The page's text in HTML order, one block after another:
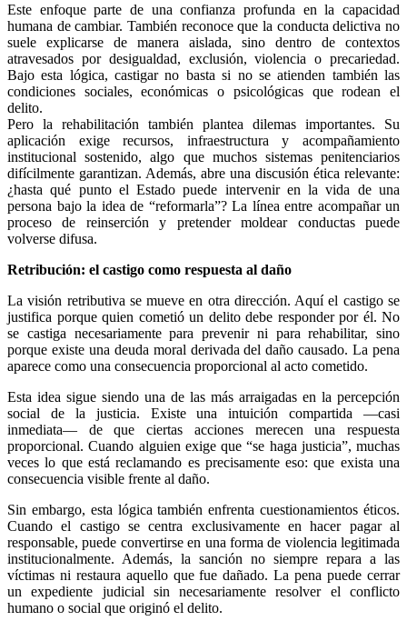
Telegram
Este enfoque parte de una confianza profunda en la capacidad
humana de cambiar. También reconoce que la conducta delictiva no
suele explicarse de manera aislada, sino dentro de contextos
atravesados por desigualdad, exclusión, violencia o precariedad.
Bajo esta lógica, castigar no basta si no se atienden también las
condiciones sociales, económicas o psicológicas que rodean el
delito.
Pero la rehabilitación también plantea dilemas importantes. Su
aplicación exige recursos, infraestructura y acompañamiento
institucional sostenido, algo que muchos sistemas penitenciarios
difícilmente garantizan. Además, abre una discusión ética relevante:
¿hasta qué punto el Estado puede intervenir en la vida de una
persona bajo la idea de “reformarla”? La línea entre acompañar un
proceso de reinserción y pretender moldear conductas puede
volverse difusa.
Retribución: el castigo como respuesta al daño
La visión retributiva se mueve en otra dirección. Aquí el castigo se
justifica porque quien cometió un delito debe responder por él. No
se castiga necesariamente para prevenir ni para rehabilitar, sino
porque existe una deuda moral derivada del daño causado. La pena
aparece como una consecuencia proporcional al acto cometido.
Esta idea sigue siendo una de las más arraigadas en la percepción
social de la justicia. Existe una intuición compartida —casi
inmediata— de que ciertas acciones merecen una respuesta
proporcional. Cuando alguien exige que “se haga justicia”, muchas
veces lo que está reclamando es precisamente eso: que exista una
consecuencia visible frente al daño.
Sin embargo, esta lógica también enfrenta cuestionamientos éticos.
Cuando el castigo se centra exclusivamente en hacer pagar al
responsable, puede convertirse en una forma de violencia legitimada
institucionalmente. Además, la sanción no siempre repara a las
víctimas ni restaura aquello que fue dañado. La pena puede cerrar
un expediente judicial sin necesariamente resolver el conflicto
humano o social que originó el delito.